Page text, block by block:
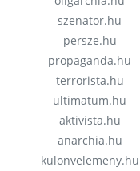
szenator.hu
persze.hu
propaganda.hu
terrorista.hu
ultimatum.hu
aktivista.hu
anarchia.hu
kulonvelemeny.hu